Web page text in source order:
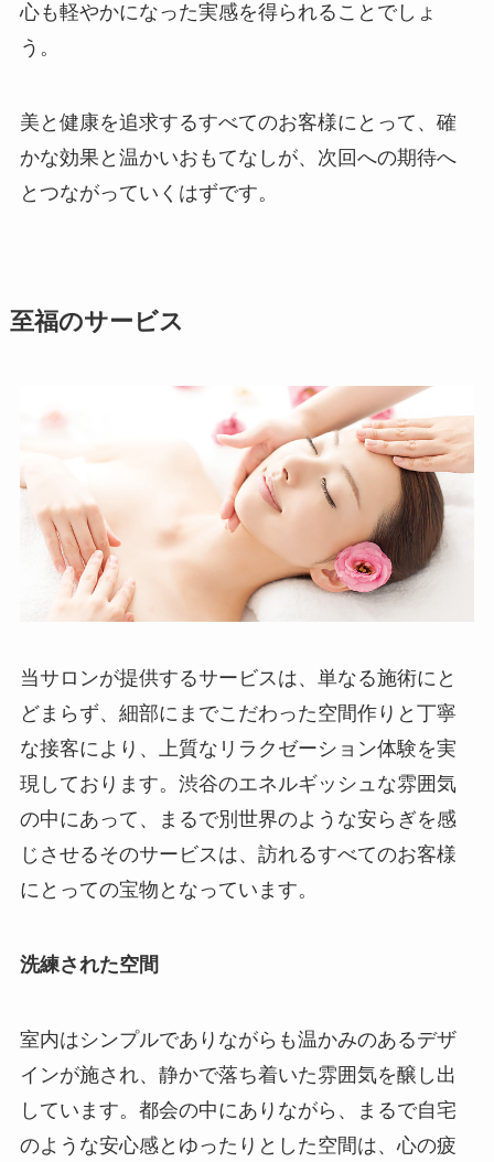
心も軽やかになった実感を得られることでしょ
う。
美と健康を追求するすべてのお客様にとって、確
かな効果と温かいおもてなしが、次回への期待へ
とつながっていくはずです。
至福のサービス
当サロンが提供するサービスは、単なる施術にと
どまらず、細部にまでこだわった空間作りと丁寧
な接客により、上質なリラクゼーション体験を実
現しております。渋谷のエネルギッシュな雰囲気
の中にあって、まるで別世界のような安らぎを感
じさせるそのサービスは、訪れるすべてのお客様
にとっての宝物となっています。
洗練された空間
室内はシンプルでありながらも温かみのあるデザ
インが施され、静かで落ち着いた雰囲気を醸し出
しています。都会の中にありながら、まるで自宅
のような安心感とゆったりとした空間は、心の疲